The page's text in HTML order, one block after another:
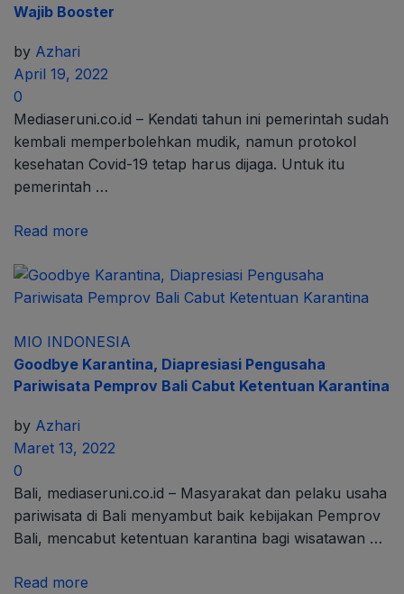
Wajib Booster
by Azhari
April 19, 2022
0
Mediaseruni.co.id – Kendati tahun ini pemerintah sudah
kembali memperbolehkan mudik, namun protokol
kesehatan Covid-19 tetap harus dijaga. Untuk itu
pemerintah …
Read more
MIO INDONESIA
Goodbye Karantina, Diapresiasi Pengusaha
Pariwisata Pemprov Bali Cabut Ketentuan Karantina
by Azhari
Maret 13, 2022
0
Bali, mediaseruni.co.id – Masyarakat dan pelaku usaha
pariwisata di Bali menyambut baik kebijakan Pemprov
Bali, mencabut ketentuan karantina bagi wisatawan …
Read more